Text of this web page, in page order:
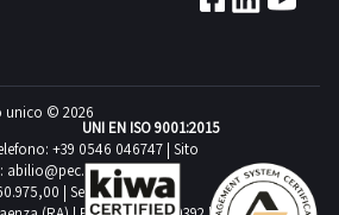
unico © 2026
+39 0546 046747 | Sito
abilio@pec.illimity.com
| Sede legale in Via
UNI EN ISO 9001:2015